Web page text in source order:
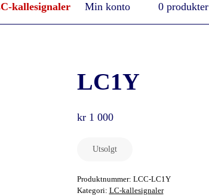
kallesignaler Min konto 0 produkter
LC1Y
kr1 000
Utsolgt
Produktnummer: LCC-LC1Y
Kategori: LC-kallesignaler